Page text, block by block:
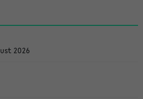
2026